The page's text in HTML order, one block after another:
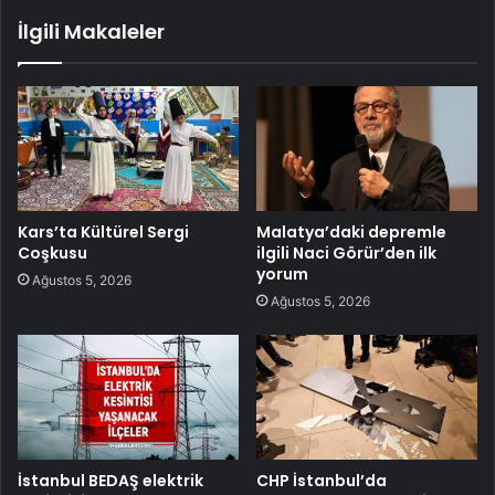
İlgili Makaleler
Kars’ta Kültürel Sergi
Coşkusu
Ağustos 5, 2026
Malatya’daki depremle
ilgili Naci Görür’den ilk
yorum
Ağustos 5, 2026
İstanbul BEDAŞ elektrik
CHP İstanbul’da